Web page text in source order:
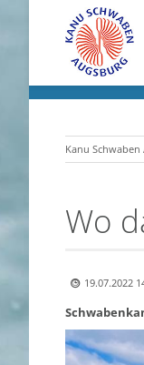
Kanu
Wo
19.07.2022